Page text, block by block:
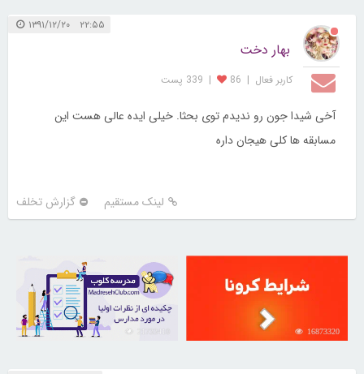
۲۲:۵۵ ۱۳۹۱/۱۲/۲۰
بهار دخت
کاربر فعال |
86
| 339 پست
آخی شیدا جون رو ندیدم توی بحثا. خیلی ایده عالی هست این
مسابقه ها کلی هیجان داره
لینک مستقیم گزارش تخلف
16873320